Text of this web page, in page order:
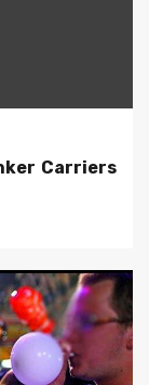
Carriers